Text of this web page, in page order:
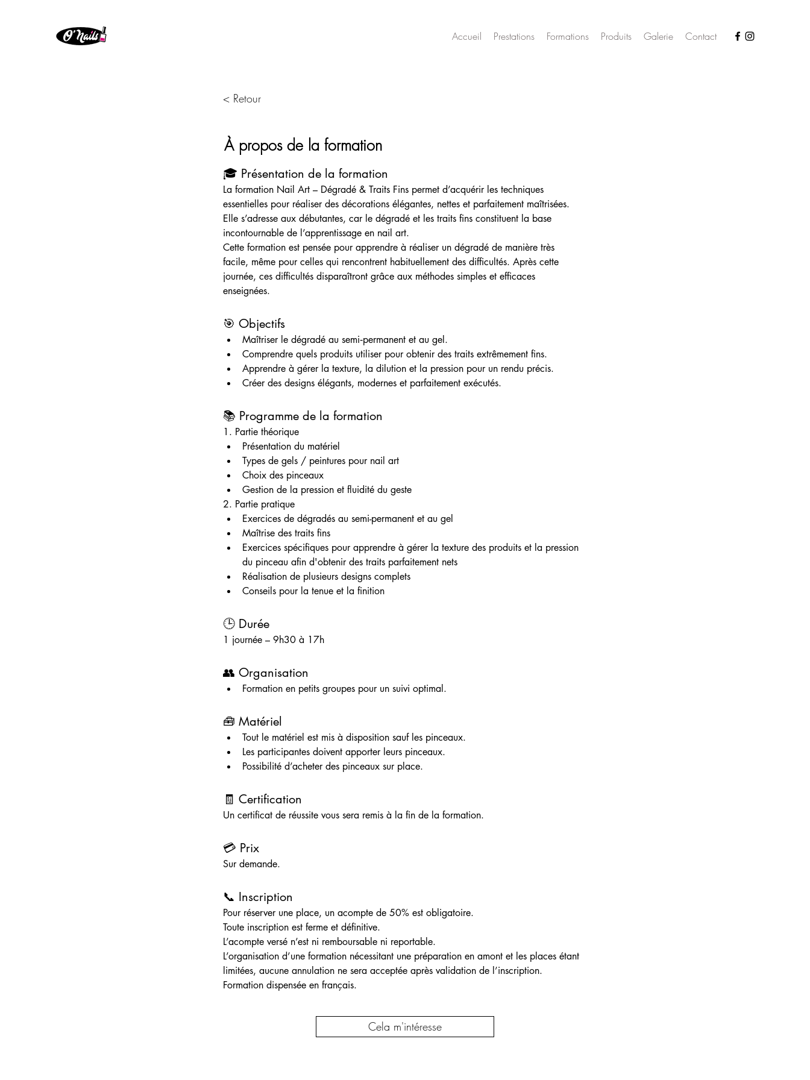
Accueil Prestations Formations Produits Galerie Contact
< Retour
À propos de la formation
🎓 Présentation de la formation
La formation Nail Art – Dégradé & Traits Fins permet d’acquérir les techniques
essentielles pour réaliser des décorations élégantes, nettes et parfaitement maîtrisées.
Elle s’adresse aux débutantes, car le dégradé et les traits fins constituent la base
incontournable de l’apprentissage en nail art.
Cette formation est pensée pour apprendre à réaliser un dégradé de manière très
facile, même pour celles qui rencontrent habituellement des difficultés. Après cette
journée, ces difficultés disparaîtront grâce aux méthodes simples et efficaces
enseignées.
🎯 Objectifs
Maîtriser le dégradé au semi‑permanent et au gel.
Comprendre quels produits utiliser pour obtenir des traits extrêmement fins.
Apprendre à gérer la texture, la dilution et la pression pour un rendu précis.
Créer des designs élégants, modernes et parfaitement exécutés.
📚 Programme de la formation
1. Partie théorique
Présentation du matériel
Types de gels / peintures pour nail art
Choix des pinceaux
Gestion de la pression et fluidité du geste
2. Partie pratique
Exercices de dégradés au semi-permanent et au gel
Maîtrise des traits fins
Exercices spécifiques pour apprendre à gérer la texture des produits et la pression
du pinceau afin d'obtenir des traits parfaitement nets
Réalisation de plusieurs designs complets
Conseils pour la tenue et la finition
🕒 Durée
1 journée – 9h30 à 17h
👥 Organisation
Formation en petits groupes pour un suivi optimal.
🧰 Matériel
Tout le matériel est mis à disposition sauf les pinceaux.
Les participantes doivent apporter leurs pinceaux.
Possibilité d’acheter des pinceaux sur place.
🧾 Certification
Un certificat de réussite vous sera remis à la fin de la formation.
💳 Prix
Sur demande.
📞 Inscription
Pour réserver une place, un acompte de 50% est obligatoire.
Toute inscription est ferme et définitive.
L’acompte versé n’est ni remboursable ni reportable.
L’organisation d’une formation nécessitant une préparation en amont et les places étant
limitées, aucune annulation ne sera acceptée après validation de l’inscription.
Formation dispensée en français.
Cela m'intéresse